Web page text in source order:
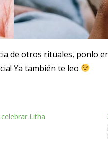
de otros rituales, ponlo
Ya también te leo
Litha